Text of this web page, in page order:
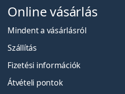
Online vásárlás
Mindent a vásárlásról
Szállítás
Fizetési információk
Átvételi pontok